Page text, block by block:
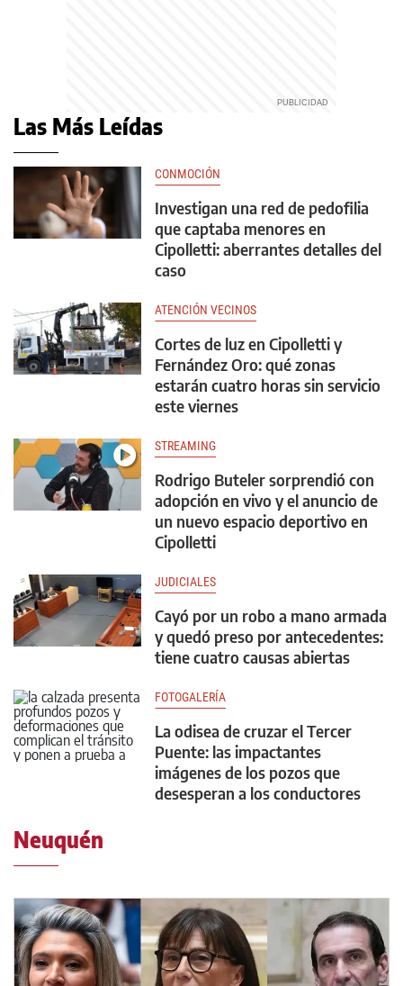
Las Más Leídas
CONMOCIÓN
Investigan una red de pedofilia
que captaba menores en
Cipolletti: aberrantes detalles del
caso
ATENCIÓN VECINOS
Cortes de luz en Cipolletti y
Fernández Oro: qué zonas
estarán cuatro horas sin servicio
este viernes
STREAMING
Rodrigo Buteler sorprendió con
adopción en vivo y el anuncio de
un nuevo espacio deportivo en
Cipolletti
JUDICIALES
Cayó por un robo a mano armada
y quedó preso por antecedentes:
tiene cuatro causas abiertas
FOTOGALERÍA
La odisea de cruzar el Tercer
Puente: las impactantes
imágenes de los pozos que
desesperan a los conductores
Neuquén